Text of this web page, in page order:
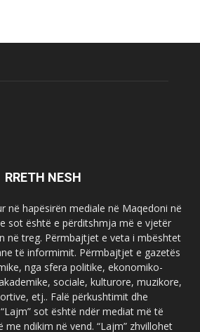
RRETH NESH
në hapësirën mediale në Maqedoni në
sot është e përditshmja më e vjetër
në treg. Përmbajtjet e veta i mbështet
të informimit. Përmbajtjet e gazetës
nga sfera politike, ekonomiko-
sociale, kulturore, muzikore,
etj.. Falë përkushtimit dhe
sot është ndër mediat më të
me ndikim në vend. “Lajm” zhvillohet